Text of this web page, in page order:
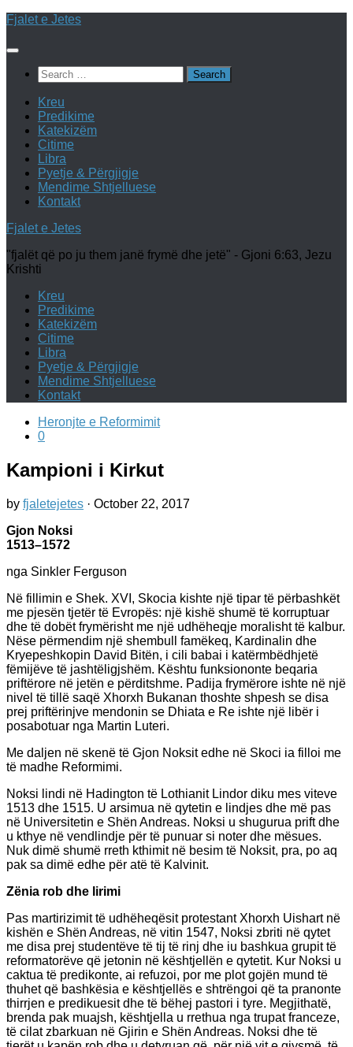
Skip
content
Fjalet e Jetes
Search
for:
Kreu
Predikime
Katekizëm
Citime
Libra
Pyetje & Përgjigje
Mendime Shtjelluese
Kontakt
Fjalet e Jetes
"fjalët që po ju them janë frymë dhe jetë" - Gjoni 6:63, Jezu
Krishti
Kreu
Predikime
Katekizëm
Citime
Libra
Pyetje & Përgjigje
Mendime Shtjelluese
Kontakt
Heronjte e Reformimit
0
Kampioni i Kirkut
by fjaletejetes · October 22, 2017
Gjon Noksi
1513–1572
nga Sinkler Ferguson
Në fillimin e Shek. XVI, Skocia kishte një tipar të përbashkët
me pjesën tjetër të Evropës: një kishë shumë të korruptuar
dhe të dobët frymërisht me një udhëheqje moralisht të kalbur.
Nëse përmendim një shembull famëkeq, Kardinalin dhe
Kryepeshkopin David Bitën, i cili babai i katërmbëdhjetë
fëmijëve të jashtëligjshëm. Kështu funksiononte beqaria
priftërore në jetën e përditshme. Padija frymërore ishte në një
nivel të tillë saqë Xhorxh Bukanan thoshte shpesh se disa
prej priftërinjve mendonin se Dhiata e Re ishte një libër i
posabotuar nga Martin Luteri.
Me daljen në skenë të Gjon Noksit edhe në Skoci ia filloi me
të madhe Reformimi.
Noksi lindi në Hadington të Lothianit Lindor diku mes viteve
1513 dhe 1515. U arsimua në qytetin e lindjes dhe më pas
në Universitetin e Shën Andreas. Noksi u shugurua prift dhe
u kthye në vendlindje për të punuar si noter dhe mësues.
Nuk dimë shumë rreth kthimit në besim të Noksit, pra, po aq
pak sa dimë edhe për atë të Kalvinit.
Zënia rob dhe lirimi
Pas martirizimit të udhëheqësit protestant Xhorxh Uishart në
kishën e Shën Andreas, në vitin 1547, Noksi zbriti në qytet
me disa prej studentëve të tij të rinj dhe iu bashkua grupit të
reformatorëve që jetonin në kështjellën e qytetit. Kur Noksi u
caktua të predikonte, ai refuzoi, por me plot gojën mund të
thuhet që bashkësia e kështjellës e shtrëngoi që ta pranonte
thirrjen e predikuesit dhe të bëhej pastori i tyre. Megjithatë,
brenda pak muajsh, kështjella u rrethua nga trupat franceze,
të cilat zbarkuan në Gjirin e Shën Andreas. Noksi dhe të